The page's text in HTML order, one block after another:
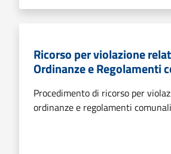
Ricorso per violazione
Ordinanze e Regolamenti
Procedimento di ricorso per
ordinanze e regolamenti comunali